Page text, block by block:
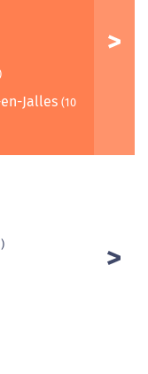
Jalles (10